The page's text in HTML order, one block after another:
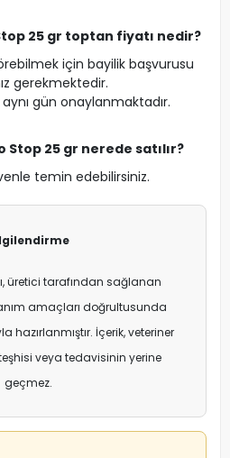
25 gr toptan fiyatı nedir?
için bayilik başvurusu
gerekmektedir.
gün onaylanmaktadır.
Stop 25 gr nerede satılır?
temin edebilirsiniz.
üretici tarafından sağlanan
amaçları doğrultusunda
hazırlanmıştır. İçerik, veteriner
veya tedavisinin yerine
geçmez.